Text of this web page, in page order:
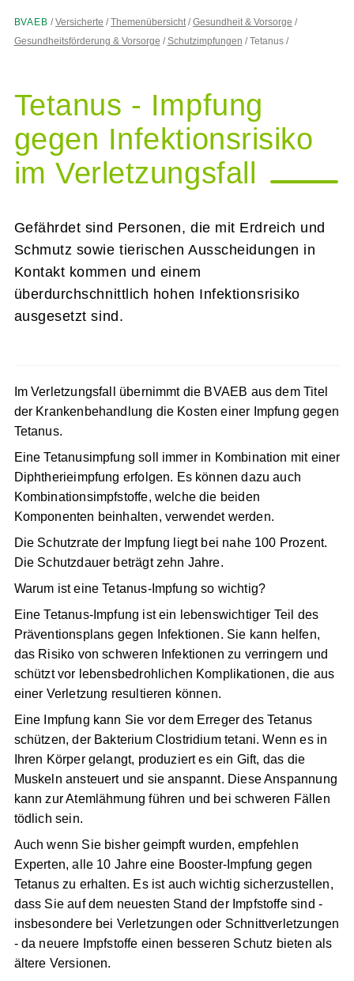
BVAEB Versicherte Themenübersicht Gesundheit & Vorsorge
Gesundheitsförderung & Vorsorge
Schutzimpfungen Tetanus
Tetanus - Impfung
gegen Infektionsrisiko
im Verletzungsfall
Gefährdet sind Personen, die mit Erdreich und
überdurchschnittlich hohen Infektionsrisiko
Im Verletzungsfall übernimmt die BVAEB aus dem Titel
gegen Tetanus.
EineTetanusimpfungsoll immer in Kombination mit
einerDiphtherieimpfung erfolgen. Es können dazu
Komponenten beinhalten, verwendet werden.
Die Schutzdauer beträgt zehn Jahre.
Warum ist eine Tetanus-Impfung so wichtig?
Eine Tetanus-Impfung ist ein lebenswichtiger Teil des
Präventionsplans gegen Infektionen. Sie kann helfen,
das Risiko von schweren Infektionen zu verringern und
einer Verletzung resultieren können.
Eine Impfung kann Sie vor dem Erreger des Tetanus
schützen, der Bakterium Clostridium tetani. Wenn es in
Ihren Körper gelangt, produziert es ein Gift, das die
Muskeln ansteuert und sie anspannt. Diese
schweren Fällen tödlich sein.
Auch wenn Sie bisher geimpft wurden, empfehlen
Experten, alle 10 Jahre eine Booster-Impfung gegen
Tetanus zu erhalten. Es ist auch wichtig sicherzustellen,
dass Sie auf dem neuesten Stand der Impfstoffe sind -
insbesondere bei Verletzungen oder